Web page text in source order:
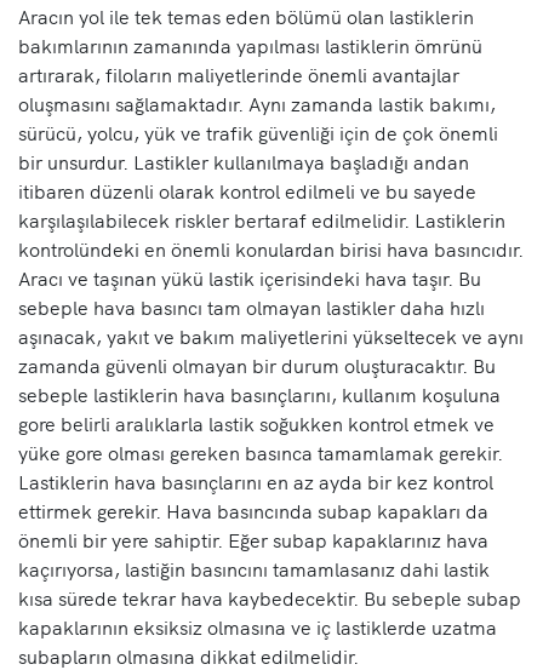
Aracın yol ile tek temas eden bölümü olan lastiklerin
bakımlarının zamanında yapılması lastiklerin ömrünü
artırarak, filoların maliyetlerinde önemli avantajlar
oluşmasını sağlamaktadır. Aynı zamanda lastik bakımı,
sürücü, yolcu, yük ve trafik güvenliği için de çok önemli
bir unsurdur. Lastikler kullanılmaya başladığı andan
itibaren düzenli olarak kontrol edilmeli ve bu sayede
karşılaşılabilecek riskler bertaraf edilmelidir. Lastiklerin
kontrolündeki en önemli konulardan birisi hava basıncıdır.
Aracı ve taşınan yükü lastik içerisindeki hava taşır. Bu
sebeple hava basıncı tam olmayan lastikler daha hızlı
aşınacak, yakıt ve bakım maliyetlerini yükseltecek ve aynı
zamanda güvenli olmayan bir durum oluşturacaktır. Bu
sebeple lastiklerin hava basınçlarını, kullanım koşuluna
gore belirli aralıklarla lastik soğukken kontrol etmek ve
yüke gore olması gereken basınca tamamlamak gerekir.
Lastiklerin hava basınçlarını en az ayda bir kez kontrol
ettirmek gerekir. Hava basıncında subap kapakları da
önemli bir yere sahiptir. Eğer subap kapaklarınız hava
kaçırıyorsa, lastiğin basıncını tamamlasanız dahi lastik
kısa sürede tekrar hava kaybedecektir. Bu sebeple subap
kapaklarının eksiksiz olmasına ve iç lastiklerde uzatma
subapların olmasına dikkat edilmelidir.